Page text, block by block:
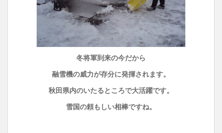
冬将軍到来の今だから
融雪機の威力が存分に発揮されます。
秋田県内のいたるところで大活躍です。
雪国の頼もしい相棒ですね。